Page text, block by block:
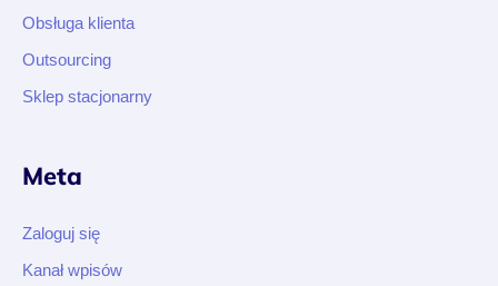
Obsługa klienta
Outsourcing
Sklep stacjonarny
Meta
Zaloguj się
Kanał wpisów